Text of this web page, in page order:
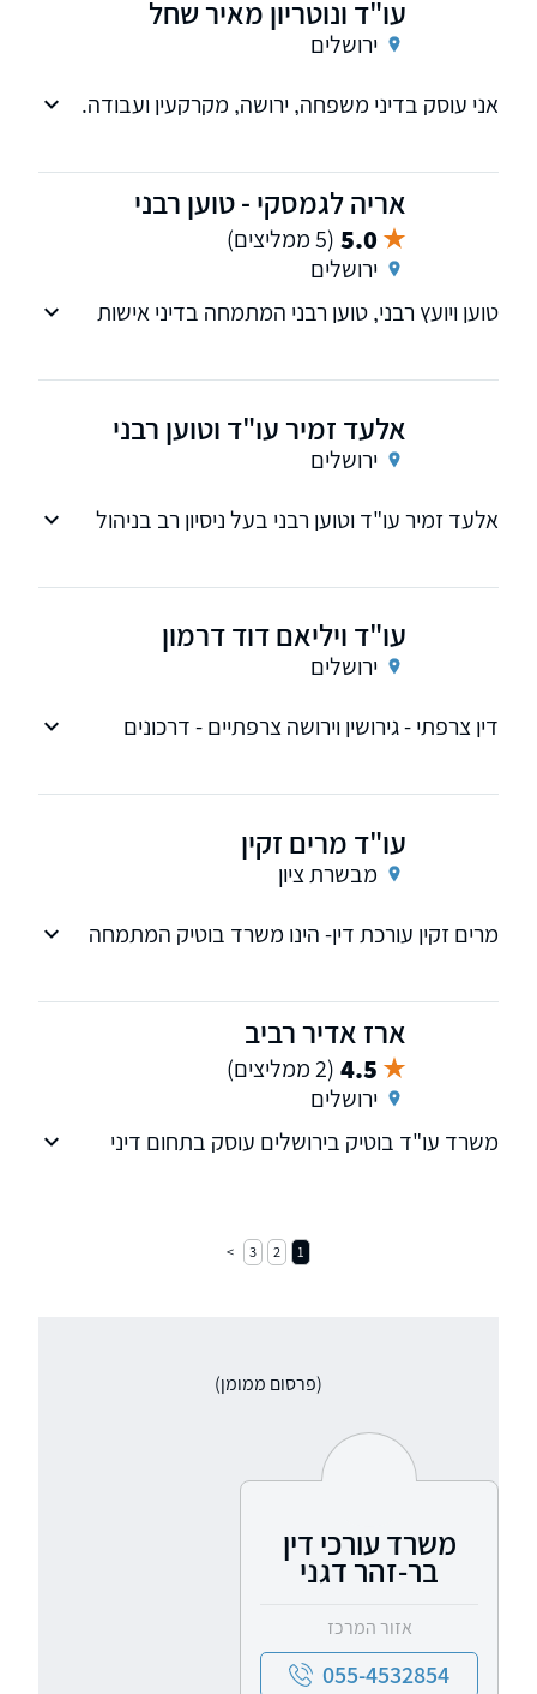
באלו), קניין....עו"ד ונוטריון מאיר שחל
ירושלים
אני עוסק בדיני משפחה, ירושה, מקרקעין ועבודה.
אריה לגמסקי - טוען רבני
5.0 (5 ממליצים)
ירושלים
טוען ויועץ רבני, טוען רבני המתמחה בדיני אישות
אלעד זמיר עו"ד וטוען רבני
ירושלים
אלעד זמיר עו"ד וטוען רבני בעל ניסיון רב בניהול
עו"ד ויליאם דוד דרמון
ירושלים
דין צרפתי - גירושין וירושה צרפתיים - דרכונים
עו"ד מרים זקין
מבשרת ציון
מרים זקין עורכת דין- הינו משרד בוטיק המתמחה
חטיפה ואלימארז אדיר רביב
4.5 (2 ממליצים)
ירושלים
משרד עו"ד בוטיק בירושלים עוסק בתחום דיני
1
2
3
(פרסום ממומן)
משרד עורכי דין
בר-זהר דגני
אזור המרכז
055-4532854